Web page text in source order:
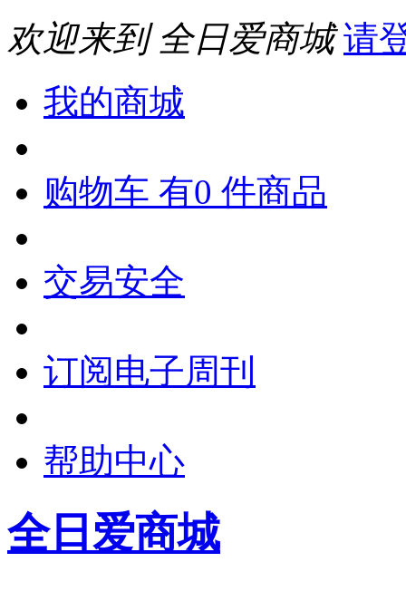
欢迎来到 全日爱商城 请
我的商城
购物车 有0 件商品
交易安全
订阅电子周刊
帮助中心
全日爱商城